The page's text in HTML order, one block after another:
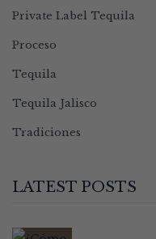
Private Label Tequila
Proceso
Tequila
Tequila Jalisco
Tradiciones
LATEST POSTS